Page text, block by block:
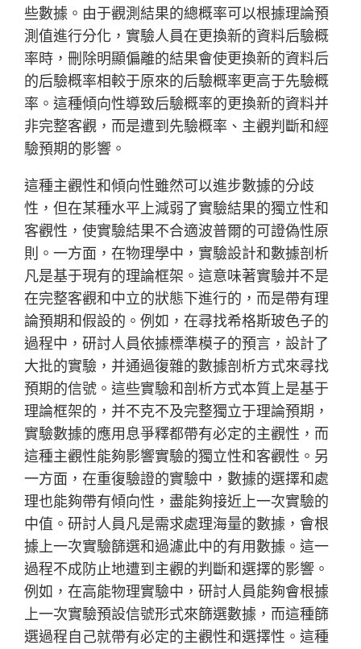
些數據。由于觀測結果的總概率可以根據理論預
測值進行分化，實驗人員在更換新的資料后驗概
率時，刪除明顯偏離的結果會使更換新的資料后
的后驗概率相較于原來的后驗概率更高于先驗概
率。這種傾向性導致后驗概率的更換新的資料并
非完整客觀，而是遭到先驗概率、主觀判斷和經
驗預期的影響。
這種主觀性和傾向性雖然可以進步數據的分歧
性，但在某種水平上減弱了實驗結果的獨立性和
客觀性，使實驗結果不合適波普爾的可證偽性原
則。一方面，在物理學中，實驗設計和數據剖析
凡是基于現有的理論框架。這意味著實驗并不是
在完整客觀和中立的狀態下進行的，而是帶有理
論預期和假設的。例如，在尋找希格斯玻色子的
過程中，研討人員依據標準模子的預言，設計了
大批的實驗，并通過復雜的數據剖析方式來尋找
預期的信號。這些實驗和剖析方式本質上是基于
理論框架的，并不克不及完整獨立于理論預期，
實驗數據的應用息爭釋都帶有必定的主觀性，而
這種主觀性能夠影響實驗的獨立性和客觀性。另
一方面，在重復驗證的實驗中，數據的選擇和處
理也能夠帶有傾向性，盡能夠接近上一次實驗的
中值。研討人員凡是需求處理海量的數據，會根
據上一次實驗篩選和過濾此中的有用數據。這一
過程不成防止地遭到主觀的判斷和選擇的影響。
例如，在高能物理實驗中，研討人員能夠會根據
上一次實驗預設信號形式來篩選數據，而這種篩
選過程自己就帶有必定的主觀性和選擇性。這種